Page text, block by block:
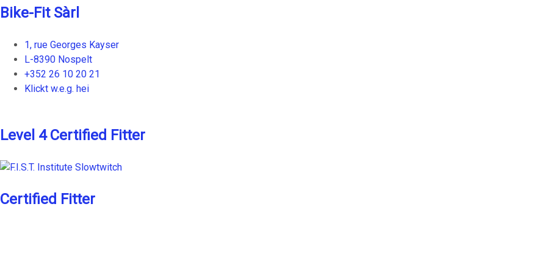
Bike-Fit Sàrl
1, rue Georges Kayser
L-8390 Nospelt
+352 26 10 20 21
Klickt w.e.g. hei
Level 4 Certified Fitter
Certified Fitter